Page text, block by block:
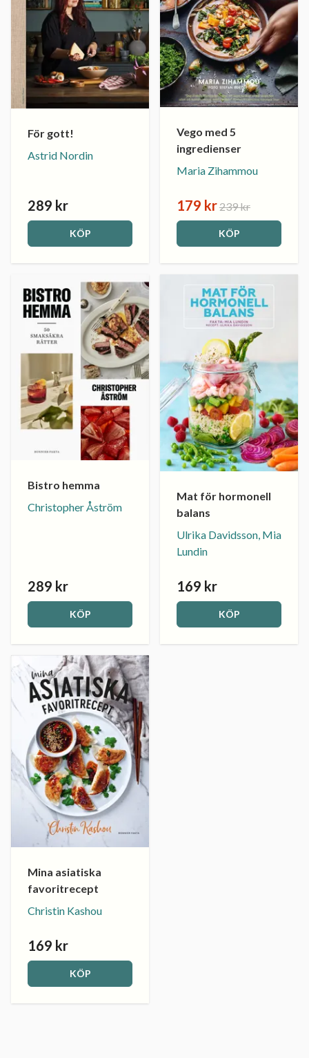
För gott!
Astrid Nordin
289 kr
KÖP
Vego med 5
ingredienser
Maria Zihammou
179 kr239 kr
KÖP
Bistro hemma
Christopher Åström
289 kr
KÖP
Mat för hormonell
balans
Ulrika Davidsson, Mia
Lundin
169 kr
KÖP
Mina asiatiska
favoritrecept
Christin Kashou
169 kr
KÖP